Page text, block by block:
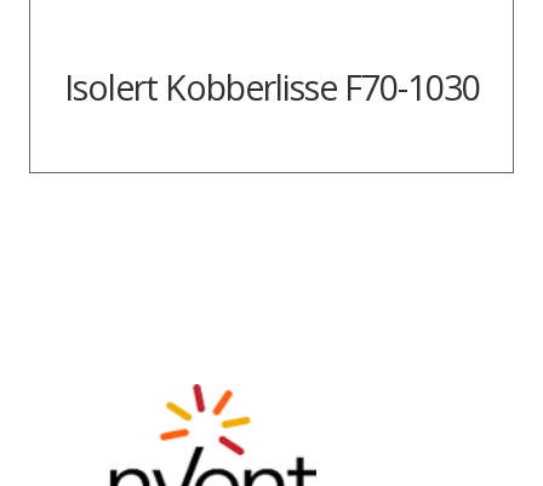
Isolert Kobberlisse F70-1030